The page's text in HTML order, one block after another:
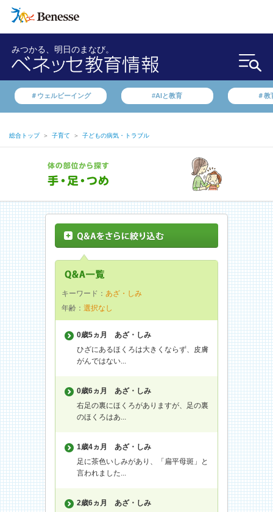
みつかる、明日のまなび。
＃ウェルビーイング #AIと教育 ＃教
総合トップ ＞ 子育て ＞ 子どもの病気・トラブル
キーワード： あざ・しみ
年齢： 選択なし
0歳5ヵ月
あざ・しみ
ひざにあるほくろは大きくならず、皮膚
がんではない...
0歳6ヵ月
あざ・しみ
右足の裏にほくろがありますが、足の裏
のほくろはあ...
1歳4ヵ月
あざ・しみ
足に茶色いしみがあり、「扁平母斑」と
言われました...
2歳6ヵ月
あざ・しみ